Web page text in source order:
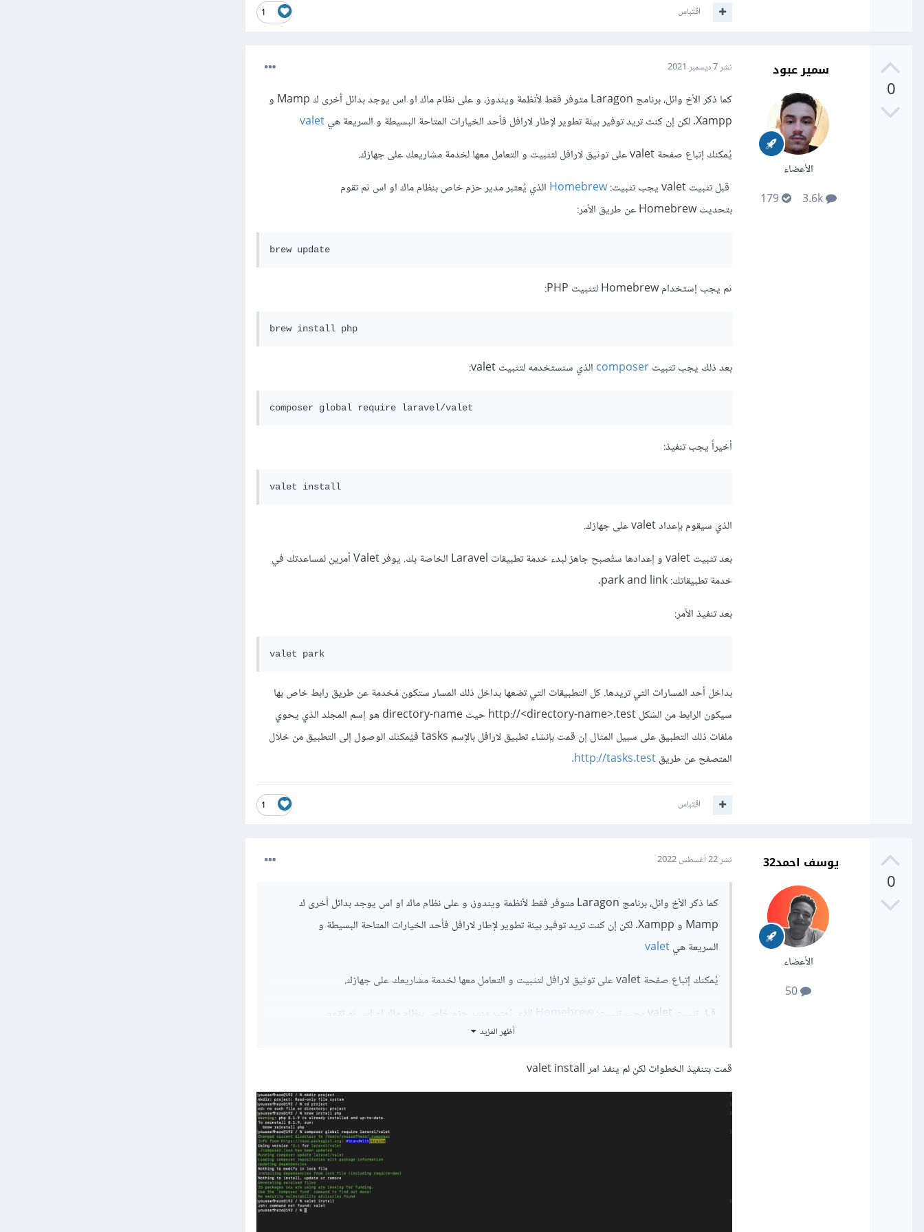
1 اقتباس
0
سمير عبود
الأعضاء
3.6k
179
نشر7 ديسمبر 2021
كما ذكر الأخ وائل، برنامج Laragon متوفر فقط لأنظمة ويندوز، و على نظام ماك او اس يوجد بدائل أخرى ك Mamp و
Xampp. لكن إن كنت تريد توفير بيئة تطوير لإطار لارافل فأحد الخيارات المتاحة البسيطة و السريعة هي
valet
يُمكنك إتباع صفحة valet على توثيق لارافل لتثبيت و التعامل معها لخدمة مشاريعك على جهازك.
قبل تثبيت valet يجب تثبيت:
Homebrew الذي يُعتبر مدير حزم خاص بنظام ماك او اس ثم تقوم
بتحديث Homebrew عن طريق الأمر:
brew update
ثم يجب إستخدام Homebrew لتثبيت PHP:
brew install php
بعد ذلك يجب تثبيتcomposer الذي سنستخدمه لتثبيت valet:
composer global require laravel/valet
أخيراً يجب تنفيذ:
valet install
الذي سيقوم بإعداد valet على جهازك.
بعد تثبيت valet و إعدادها ستُصبح جاهز لبدء خدمة تطبيقات Laravel الخاصة بك. يوفر Valet أمرين لمساعدتك في
خدمة تطبيقاتك: park and link.
بعد تنفيذ الأمر:
valet park
بداخل أحد المسارات التي تريدها. كل التطبيقات التي تضعها بداخل ذلك المسار ستكون مُخدمة عن طريق رابط خاص بها
سيكون الرابط من الشكل http://<directory-name>.test حيث directory-name هو إسم المجلد الذي يحوي
ملفات ذلك التطبيق على سبيل المثال إن قمت بإنشاء تطبيق لارافل بالإسم tasks فيُمكنك الوصول إلى التطبيق من خلال
المتصفح عن طريقhttp://tasks.test.
1 اقتباس
0
يوسف احمد32
الأعضاء
نشر22 أغسطس 2022
كما ذكر الأخ وائل، برنامج Laragon متوفر فقط لأنظمة ويندوز، و على نظام ماك او اس يوجد بدائل أخرى ك
Mamp و Xampp. لكن إن كنت تريد توفير بيئة تطوير لإطار لارافل فأحد الخيارات المتاحة البسيطة و
السريعة هيvalet
يُمكنك إتباع صفحة valet على توثيق لارافل لتثبيت و التعامل معها لخدمة مشاريعك على جهازك.
قبل تثبيت valet يجب تثبيت:
Homebrew الذي يُعتبر مدير حزم خاص بنظام ماك او اس ثم تقوم
brew update
brew install php
أظهر المزيد
قمت بتنفيذ الخطوات لكن لم ينفذ امر valet install